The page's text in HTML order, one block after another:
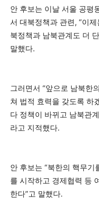
안 후보는 이날 서울 공평
서 대북정책과 관련, “이
북정책과 남북관계도 더
말했다.
그러면서 “앞으로 남북한
쳐 법적 효력을 갖도록 하
다 정책이 바뀌고 남북관
라고 지적했다.
안 후보는 “북한의 핵무기
를 시작하고 경제협력 등
한다”고 말했다.